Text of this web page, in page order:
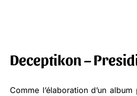
Deceptikon –
Comme l’élaboration d’un